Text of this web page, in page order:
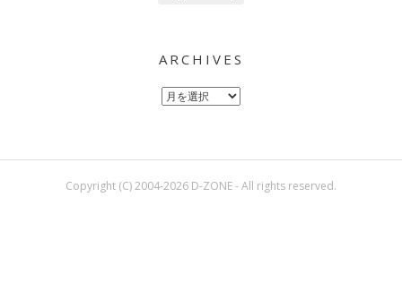
ARCHIVES
Archives
Copyright (C) 2004-2026 D-ZONE - All rights reserved.